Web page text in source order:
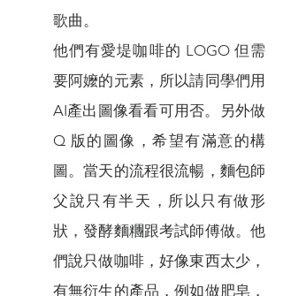
歌曲。
他們有愛堤咖啡的 LOGO 但需
要阿嬤的元素，所以請同學們用
AI產出圖像看看可用否。另外做
Q 版的圖像，希望有滿意的構
圖。當天的流程很流暢，麵包師
父說只有半天，所以只有做形
狀，發酵麵糰跟考試師傅做。他
們說只做咖啡，好像東西太少，
有無衍生的產品，例如做肥皂，